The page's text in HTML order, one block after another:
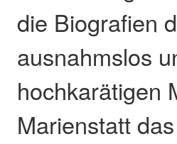
die Biografien
ausnahmslos
hochkarätigen
Marienstatt